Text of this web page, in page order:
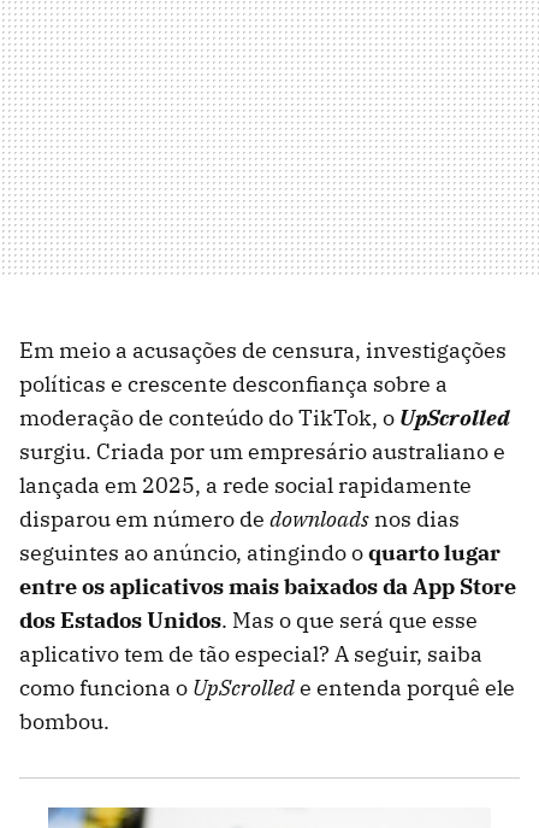
Em meio a acusações de censura, investigações
políticas e crescente desconfiança sobre a
moderação de conteúdo do TikTok, o UpScrolled
surgiu. Criada por um empresário australiano e
lançada em 2025, a rede social rapidamente
disparou em número de downloads nos dias
seguintes ao anúncio, atingindo oquarto lugar
entre os aplicativos mais baixados da App Store
dos Estados Unidos. Mas o que será que esse
aplicativo tem de tão especial? A seguir, saiba
como funciona o UpScrollede entenda porquê ele
bombou.